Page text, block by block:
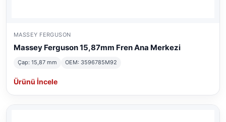
MASSEY FERGUSON
Massey Ferguson 15,87mm Fren Ana Merkezi
Çap: 15,87 mm OEM: 3596785M92
Ürünü İncele